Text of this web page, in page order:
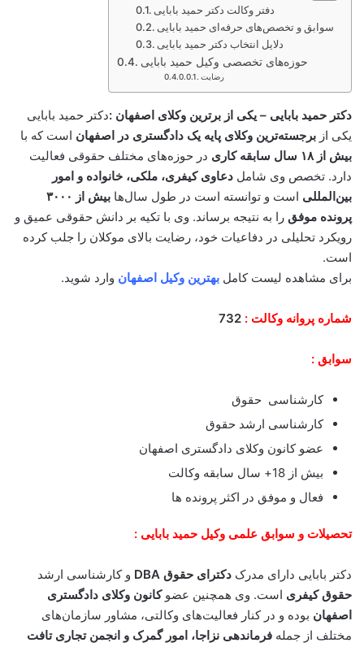
دفتر وکالت دکتر حمید بابایی
سوابق و تخصص‌های حرفه‌ای حمید بابایی
دلایل انتخاب دکتر حمید بابایی
حوزه‌های تخصصی وکیل حمید بابایی
رضایت
دکتر حمید بابایی – یکی از برترین وکلای اصفهان :دکتر حمید بابایی
یکی از برجسته‌ترین وکلای پایه یک دادگستری در اصفهان است که با
بیش از ۱۸ سال سابقه کاری
در حوزه‌های مختلف حقوقی فعالیت
دارد. تخصص وی شامل دعاوی کیفری، ملکی، خانواده و امور
بین‌المللی است و توانسته است در طول سال‌ها
بیش از ۳۰۰۰
پرونده موفق را به نتیجه برساند. وی با تکیه بر دانش حقوقی عمیق و
رویکرد تحلیلی در دفاعیات خود، رضایت بالای موکلان را جلب کرده
است.
برای مشاهده لیست کامل بهترین وکیل اصفهان وارد شوید.
شماره پروانه وکالت :
سوابق :
کارشناسی حقوق
کارشناسی ارشد حقوق
عضو کانون وکلای دادگستری اصفهان
بیش از 18+ سال سابقه وکالت
فعال و موفق در اکثر پرونده ها
تحصیلات و سوابق علمی وکیل حمید بابایی :
دکتر بابایی دارای مدرک دکترای حقوق DBA
و کارشناسی ارشد
حقوق کیفری است. وی همچنین عضوکانون وکلای دادگستری
اصفهان بوده و در کنار فعالیت‌های وکالتی، مشاور سازمان‌های
مختلف از جمله فرماندهی نزاجا، امور گمرک و انجمن تجاری تافت